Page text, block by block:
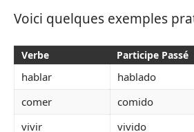
Voici quelques exemples
Verbe Participe Passé
hablar
hablado
comer
comido
vivir
vivido